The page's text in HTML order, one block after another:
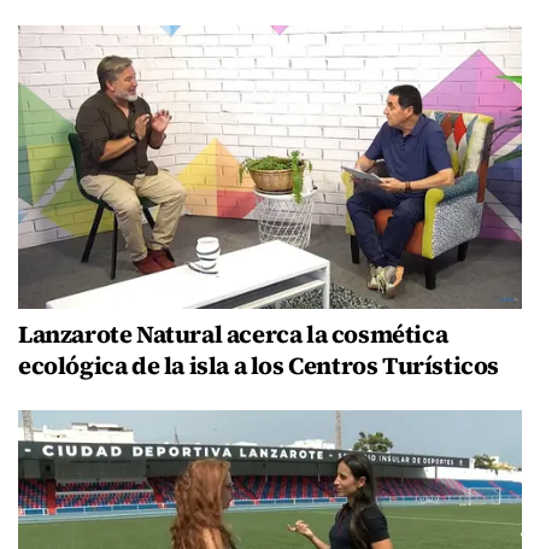
Lanzarote Natural acerca la cosmética
ecológica de la isla a los Centros Turísticos